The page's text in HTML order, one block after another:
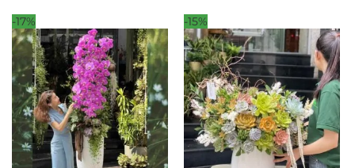
-17% -15%